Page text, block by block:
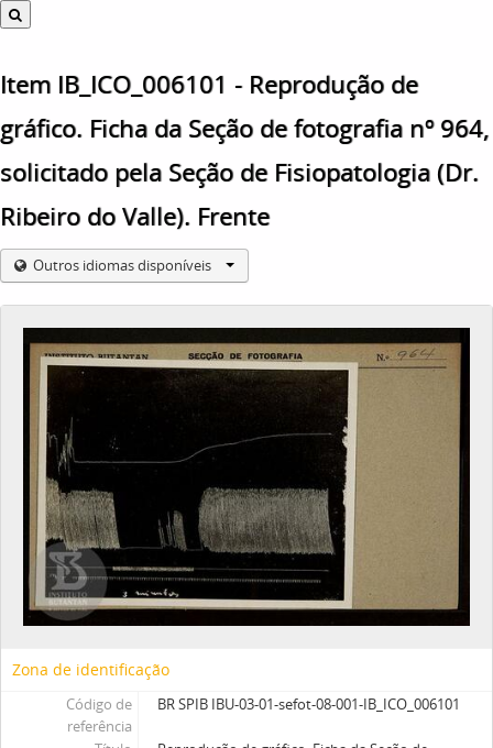
Item IB_ICO_006101 - Reprodução de
gráfico. Ficha da Seção de fotografia nº 964,
solicitado pela Seção de Fisiopatologia (Dr.
Ribeiro do Valle). Frente
Outros idiomas disponíveis
Zona de identificação
Código de
referência
BR SPIB IBU-03-01-sefot-08-001-IB_ICO_006101